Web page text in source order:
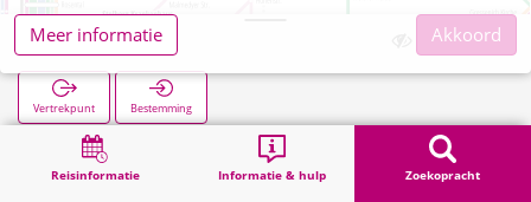
Reisinformatie Informatie & hulp Zoekopracht
Am Burgfeld
Vertrekpunt Bestemming
Zoekopracht
Meer informatie
Akkoord